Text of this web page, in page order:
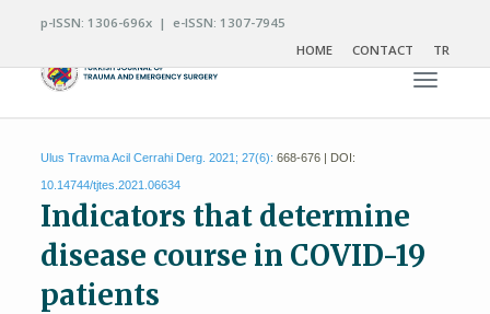
p-ISSN: 1306-696x | e-ISSN: 1307-7945
HOME
CONTACT TR
Toggle
Ulus Travma Acil Cerrahi Derg. 2021; 27(6): 668-676 | DOI:
10.14744/tjtes.2021.06634
Indicators that determine
disease course in COVID-19
patients